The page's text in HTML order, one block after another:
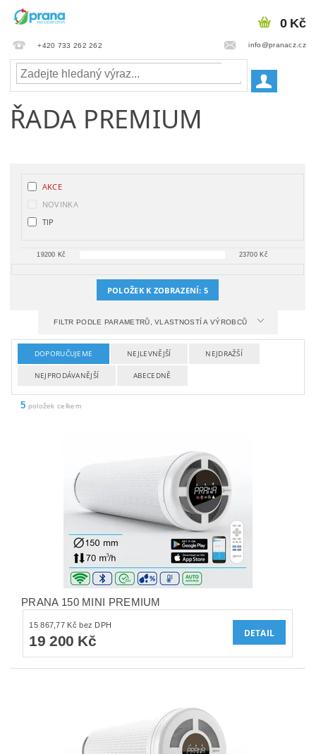
+420 733 262 262 info@pranacz.cz
0 Kč
ŘADA PREMIUM
AKCE
NOVINKA
TIP
19200 Kč 23700 Kč
POLOŽEK K ZOBRAZENÍ:5
FILTR PODLE PARAMETRŮ, VLASTNOSTÍ A VÝROBCŮ
DOPORUČUJEME NEJLEVNĚJŠÍ NEJDRAŽŠÍ
NEJPRODÁVANĚJŠÍ ABECEDNĚ
5 položek celkem
PRANA 150 MINI PREMIUM
15 867,77 Kč bez DPH
19 200 Kč
DETAIL